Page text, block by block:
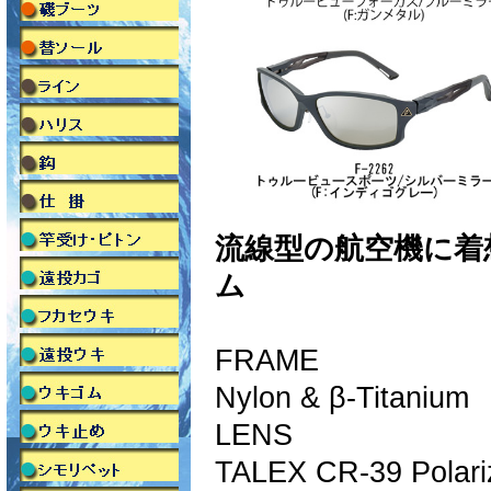
流線型の航空機に
ム
FRAME
Nylon & β-Titanium
LENS
TALEX CR-39